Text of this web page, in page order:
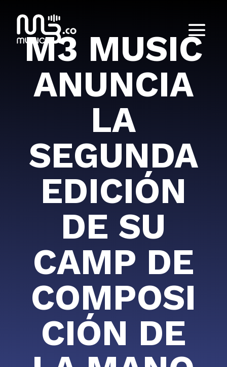
M3 MUSIC
ANUNCIA
LA
SEGUNDA
EDICIÓN
DE SU
CAMP DE
COMPOSI
CIÓN DE